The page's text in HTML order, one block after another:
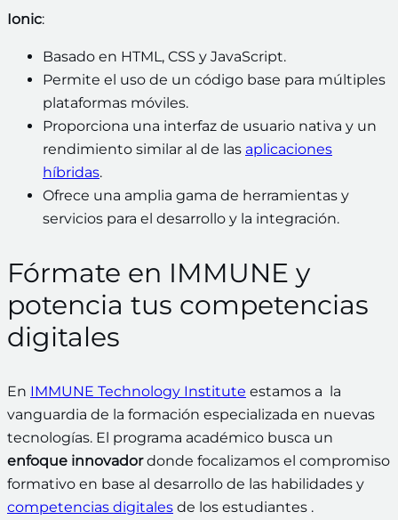
Ionic:
Basado en HTML, CSS y JavaScript.
Permite el uso de un código base para múltiples
plataformas móviles.
Proporciona una interfaz de usuario nativa y un
rendimiento similar al de las aplicaciones
híbridas.
Ofrece una amplia gama de herramientas y
servicios para el desarrollo y la integración.
Fórmate en IMMUNE y
potencia tus competencias
digitales
En IMMUNE Technology Institute estamos a la
vanguardia de la formación especializada en nuevas
tecnologías. El programa académico busca un
enfoque innovadordonde focalizamos el compromiso
formativo en base al desarrollo de las habilidades y
competencias digitales de los estudiantes .